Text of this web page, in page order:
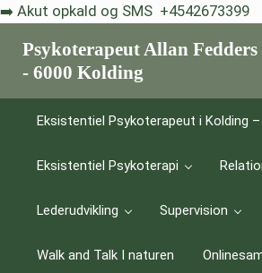
Skip til indhold
Skip to after header navigation
Skip to site footer
➡️ Akut opkald og SMS +4542673399
Psykoterapeut Allan Fedders
- 6000 Kolding
Eksistentiel Psykoterapeut i Kolding –
Eksistentiel Psykoterapi
Lederudvikling Supervision
Walk and Talk I naturen